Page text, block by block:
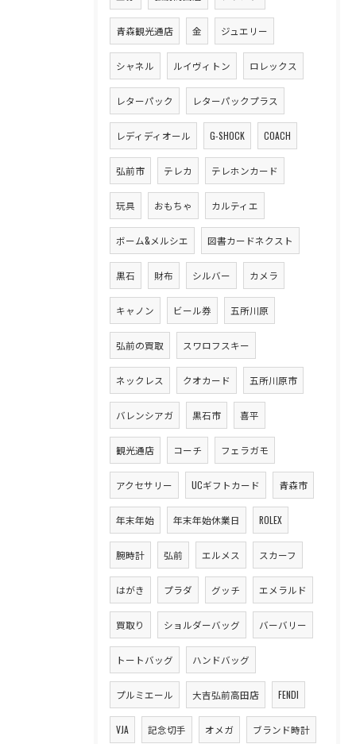
青森観光通店 金 ジュエリー
シャネル ルイヴィトン ロレックス
レターパック レターパックプラス
レディディオール G-SHOCK COACH
弘前市 テレカ テレホンカード
玩具 おもちゃ カルティエ
ボーム&メルシエ 図書カードネクスト
黒石 財布 シルバー カメラ
キャノン ビール券 五所川原
弘前の買取 スワロフスキー
ネックレス クオカード 五所川原市
バレンシアガ 黒石市 喜平
観光通店 コーチ フェラガモ
アクセサリー UCギフトカード 青森市
年末年始 年末年始休業日 ROLEX
腕時計 弘前 エルメス スカーフ
はがき プラダ グッチ エメラルド
買取り ショルダーバッグ バーバリー
トートバッグ ハンドバッグ
プルミエール 大吉弘前高田店 FENDI
VJA 記念切手 オメガ ブランド時計